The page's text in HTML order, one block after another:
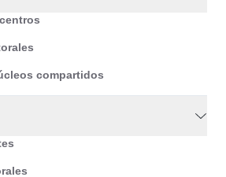
compartidos